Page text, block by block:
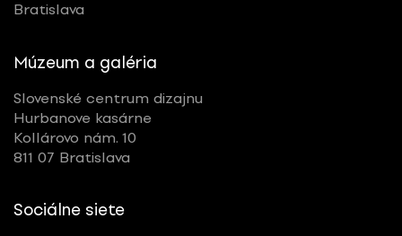
Bratislava
Múzeum a galéria
Slovenské centrum dizajnu
Hurbanove kasárne
Kollárovo nám. 10
811 07 Bratislava
Sociálne siete